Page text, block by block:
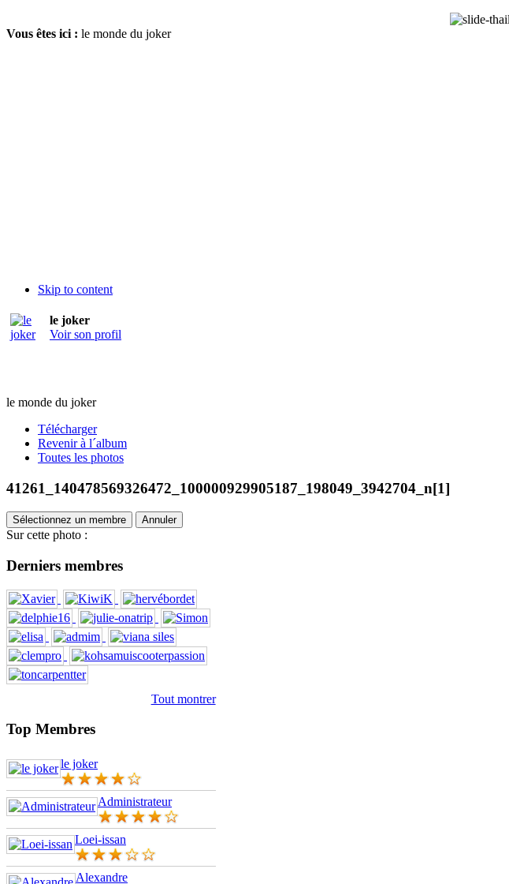
Vous êtes ici : le monde du joker
Skip to content
le joker
Voir son profil
le monde du joker
Télécharger
Revenir à l´album
Toutes les photos
41261_140478569326472_100000929905187_198049_3942704_n[1]
Sélectionnez un membre Annuler
Sur cette photo :
Derniers membres
Tout montrer
Top Membres
le joker
Administrateur
Loei-issan
Alexandre